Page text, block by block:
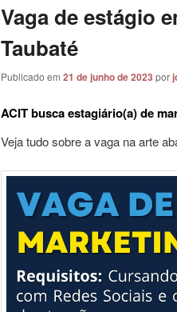
Vaga de estágio
Taubaté
Publicado em 21 de junho de 2023 por
ACIT busca estagiário(a) de
Veja tudo sobre a vaga na arte